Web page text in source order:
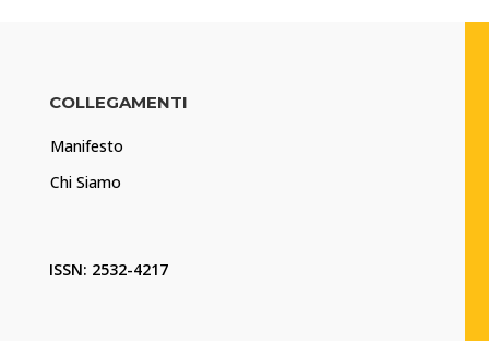
COLLEGAMENTI
Manifesto
Chi Siamo
ISSN: 2532-4217